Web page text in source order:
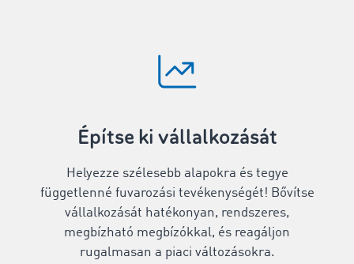
Építse ki vállalkozását
Helyezze szélesebb alapokra és tegye
függetlenné fuvarozási tevékenységét! Bővítse
vállalkozását hatékonyan, rendszeres,
megbízható megbízókkal, és reagáljon
rugalmasan a piaci változásokra.